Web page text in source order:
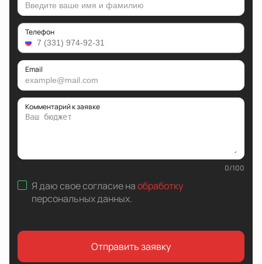
Телефон
Email
Комментарий к заявке
0/100
Я даю свое согласие наобработку
персональных данных.
Отправить заявку